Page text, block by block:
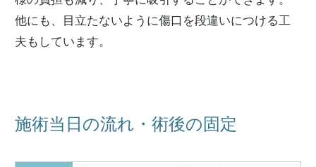
他にも、目立たないように傷口を段違いにつける工
夫もしています。
施術当日の流れ・術後の固定